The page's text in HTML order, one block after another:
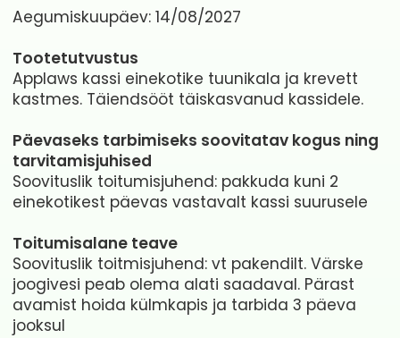
KASTMES
70G
N1
kogus
Aegumiskuupäev: 14/08/2027
Tootetutvustus
Applaws kassi einekotike tuunikala ja krevett
kastmes. Täiendsööt täiskasvanud kassidele.
Päevaseks tarbimiseks soovitatav kogus ning
tarvitamisjuhised
Soovituslik toitumisjuhend: pakkuda kuni 2
einekotikest päevas vastavalt kassi suurusele
Toitumisalane teave
Soovituslik toitmisjuhend: vt pakendilt. Värske
joogivesi peab olema alati saadaval. Pärast
avamist hoida külmkapis ja tarbida 3 päeva
jooksul